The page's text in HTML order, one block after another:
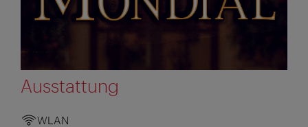
Ausstattung
WLAN